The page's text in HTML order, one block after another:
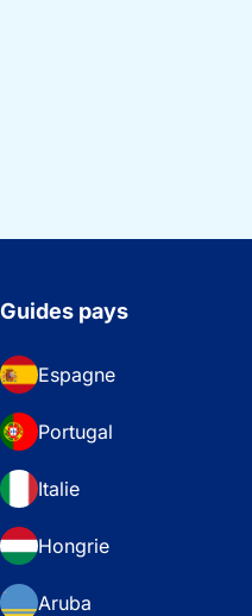
Guides pays
Espagne
Portugal
Italie
Hongrie
Aruba